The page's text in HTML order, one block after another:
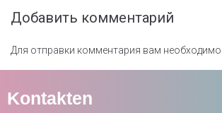
Добавить комментарий
Для отправки комментария вам необходимо
Kontakten